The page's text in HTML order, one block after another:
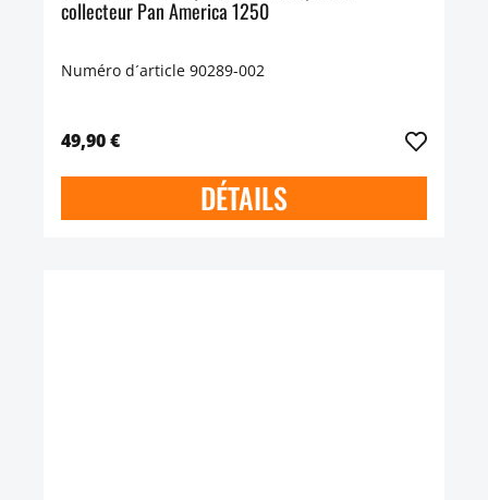
collecteur Pan America 1250
Numéro d´article 90289-002
49,90 €
DÉTAILS